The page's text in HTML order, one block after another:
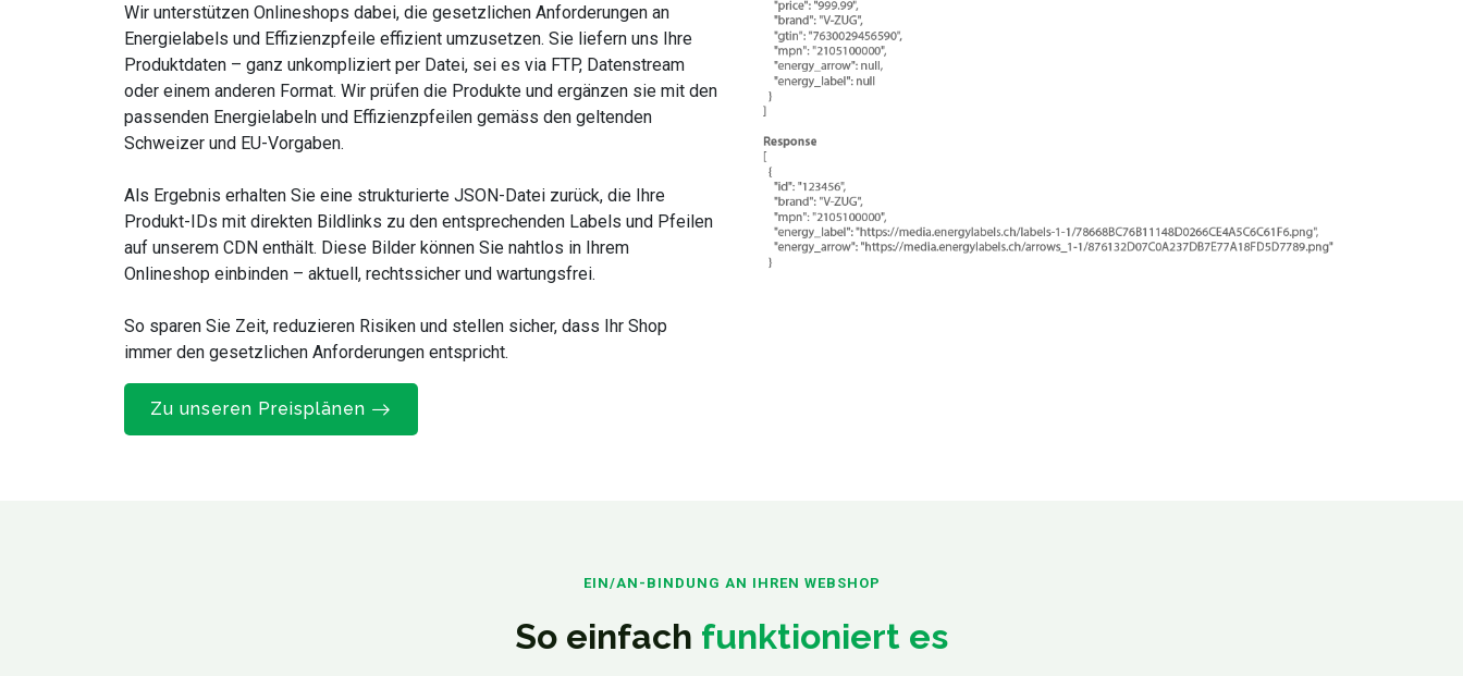
Wir unterstützen Onlineshops dabei, die gesetzlichen Anforderungen an
Energielabels und Effizienzpfeile effizient umzusetzen. Sie liefern uns Ihre
Produktdaten – ganz unkompliziert per Datei, sei es via FTP, Datenstream
oder einem anderen Format. Wir prüfen die Produkte und ergänzen sie mit den
passenden Energielabeln und Effizienzpfeilen gemäss den geltenden
Schweizer und EU-Vorgaben.
Als Ergebnis erhalten Sie eine strukturierte JSON-Datei zurück, die Ihre
Produkt-IDs mit direkten Bildlinks zu den entsprechenden Labels und Pfeilen
auf unserem CDN enthält. Diese Bilder können Sie nahtlos in Ihrem
Onlineshop einbinden – aktuell, rechtssicher und wartungsfrei.
So sparen Sie Zeit, reduzieren Risiken und stellen sicher, dass Ihr Shop
immer den gesetzlichen Anforderungen entspricht.
Zu unseren Preisplänen
EIN/AN-BINDUNG AN IHREN WEBSHOP
So einfach funktioniert es